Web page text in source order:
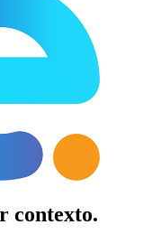
contexto.